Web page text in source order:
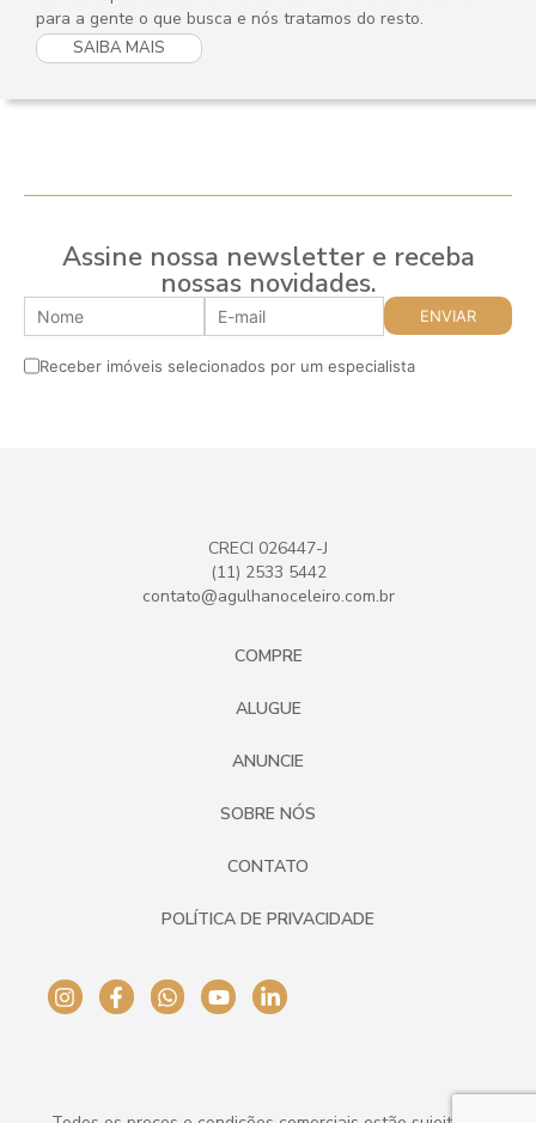
para a gente o que busca e nós tratamos do resto.
SAIBA MAIS
Assine nossa newsletter e receba
nossas novidades.
Receber imóveis selecionados por um especialista
CRECI 026447-J
(11) 2533 5442
contato@agulhanoceleiro.com.br
COMPRE
ALUGUE
ANUNCIE
SOBRE NÓS
CONTATO
POLÍTICA DE PRIVACIDADE